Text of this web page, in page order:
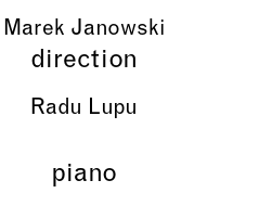
Marek Janowski
direction
Radu Lupu
piano